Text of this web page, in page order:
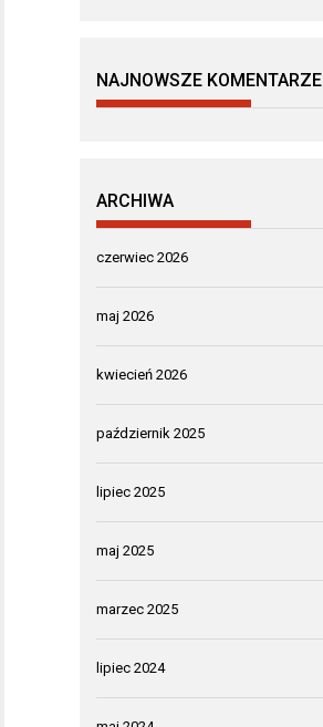
NAJNOWSZE KOMENTARZE
ARCHIWA
czerwiec 2026
maj 2026
kwiecień 2026
październik 2025
lipiec 2025
maj 2025
marzec 2025
lipiec 2024